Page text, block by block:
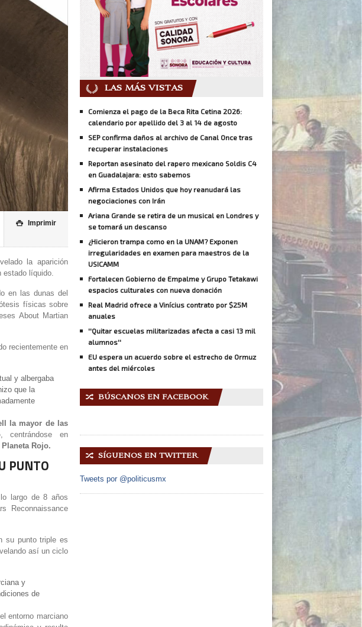
 Imprimir
la aparición
estado líquido.
en las dunas del
físicas sobre
About Martian
recientemente en
y albergaba
que la
la mayor de las
, centrándose en
Rojo.
PUNTO
largo de 8 años
Reconnaissance
su punto triple es
así un ciclo
y
de
entorno marciano
LAS MÁS VISTAS
Comienza el pago de la Beca Rita Cetina 2026:
calendario por apellido del 3 al 14 de agosto
SEP confirma daños al archivo de Canal Once tras
recuperar instalaciones
Reportan asesinato del rapero mexicano Soldis C4
en Guadalajara: esto sabemos
Afirma Estados Unidos que hoy reanudará las
negociaciones con Irán
Ariana Grande se retira de un musical en Londres y
se tomará un descanso
¿Hicieron trampa como en la UNAM? Exponen
irregularidades en examen para maestros de la
USICAMM
Fortalecen Gobierno de Empalme y Grupo Tetakawi
espacios culturales con nueva donación
Real Madrid ofrece a Vinícius contrato por $25M
anuales
''Quitar escuelas militarizadas afecta a casi 13 mil
alumnos''
EU espera un acuerdo sobre el estrecho de Ormuz
antes del miércoles
🔀 BÚSCANOS EN FACEBOOK
🔀 SÍGUENOS EN TWITTER
Tweets por @politicusmx